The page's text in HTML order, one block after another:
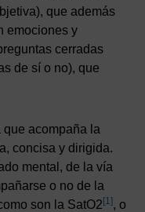
que además
emociones y
cerradas
de sí o no), que
que acompaña la
concisa y dirigida.
mental, de la vía
o no de la
son la SatO2 [1] , o